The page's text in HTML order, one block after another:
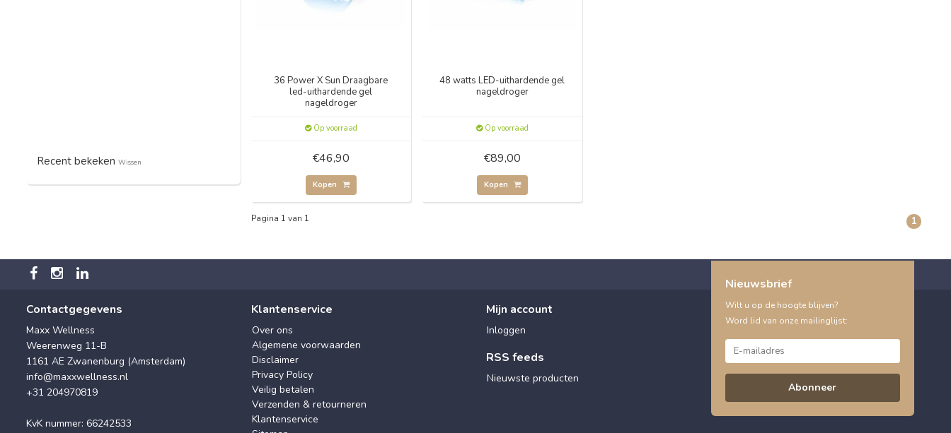
Recent bekeken Wissen
36 Power X Sun Draagbare
led-uithardende gel
nageldroger
Op voorraad
€46,90
Kopen
48 watts LED-uithardende gel
nageldroger
Op voorraad
€89,00
Kopen
Pagina 1 van 1 1
Contactgegevens
Maxx Wellness
Weerenweg 11-B
1161 AE Zwanenburg (Amsterdam)
info@maxxwellness.nl
+31 204970819
KvK nummer: 66242533
Klantenservice
Over ons
Algemene voorwaarden
Disclaimer
Privacy Policy
Veilig betalen
Verzenden & retourneren
Klantenservice
Mijn account
Inloggen
RSS feeds
Nieuwste producten
Nieuwsbrief
Wilt u op de hoogte blijven?
Word lid van onze mailinglijst:
Abonneer